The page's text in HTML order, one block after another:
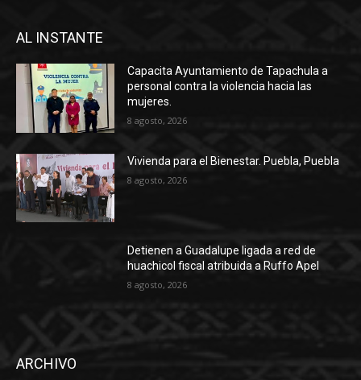
AL INSTANTE
Capacita Ayuntamiento de Tapachula a
personal contra la violencia hacia las
mujeres.
8 agosto, 2026
Vivienda para el Bienestar. Puebla, Puebla
8 agosto, 2026
Detienen a Guadalupe ligada a red de
huachicol fiscal atribuida a Ruffo Apel
8 agosto, 2026
ARCHIVO